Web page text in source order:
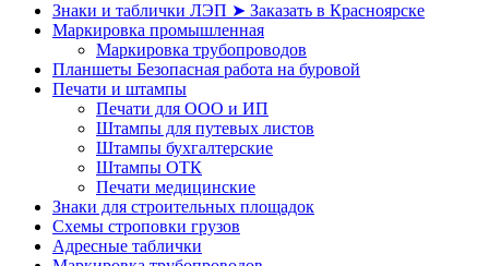
Знаки и таблички ЛЭП ➤ Заказать в Красноярске
Маркировка промышленная
Маркировка трубопроводов
Планшеты Безопасная работа на буровой
Печати и штампы
Печати для ООО и ИП
Штампы для путевых листов
Штампы бухгалтерские
Штампы ОТК
Печати медицинские
Знаки для строительных площадок
Схемы строповки грузов
Адресные таблички